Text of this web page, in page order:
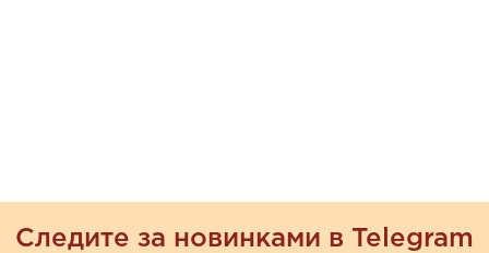
Следите за новинками в Telegram